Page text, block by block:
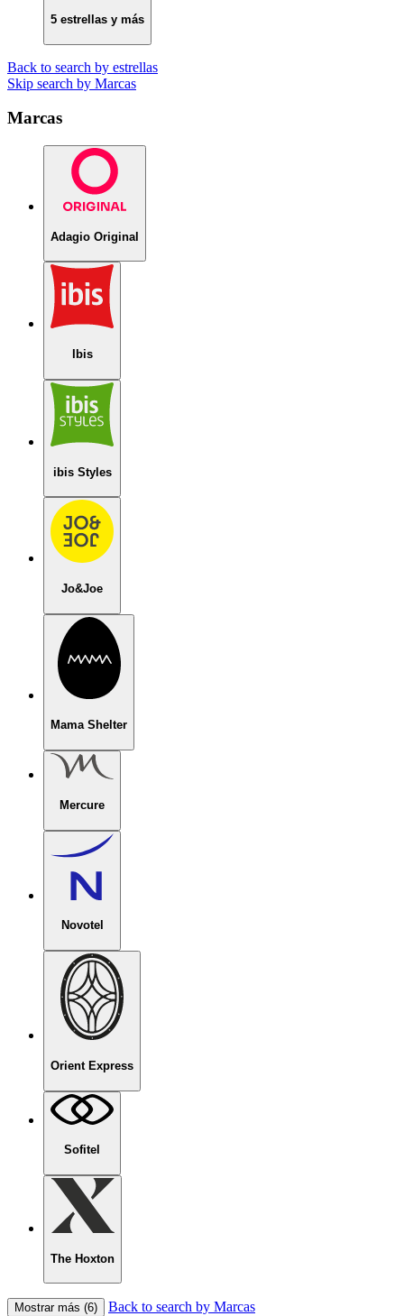
5 estrellas y más
Back to search by estrellas
Skip search by Marcas
Marcas
Adagio Original
Ibis
ibis Styles
Jo&Joe
Mama Shelter
Mercure
Novotel
Orient Express
Sofitel
The Hoxton
Mostrar más (6)
Back to search by Marcas